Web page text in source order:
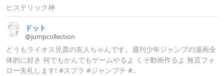
ヒステリック神
ドット
@jumpcollection
どうもライオス兄貴の友人ちゃんです。週刊少年ジャンプの漫画全
体的に好き 何でもかんでもゲームやるよ くそ動画作るよ 無言フォ
ロー失礼します! #スプラ #ジャンプチ #..